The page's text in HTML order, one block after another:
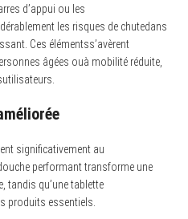
d’appui ou les
les risques de chutedans
Ces élémentss’avèrent
âgées ouà mobilité réduite,
significativement au
performant transforme une
tandis qu’une tablette
produits essentiels.